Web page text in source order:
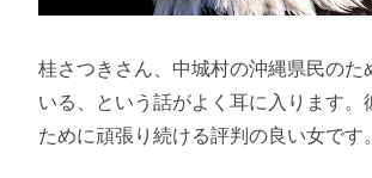
桂さつきさん、中城村の沖縄県民のた
いる、という話がよく耳に入ります。
ために頑張り続ける評判の良い女です。